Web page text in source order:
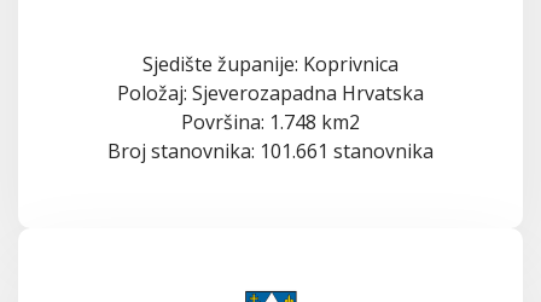
Sjedište županije: Koprivnica
Položaj: Sjeverozapadna Hrvatska
Površina: 1.748 km2
Broj stanovnika: 101.661 stanovnika